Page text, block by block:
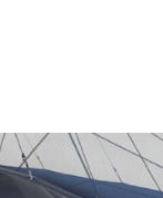
LINE UP